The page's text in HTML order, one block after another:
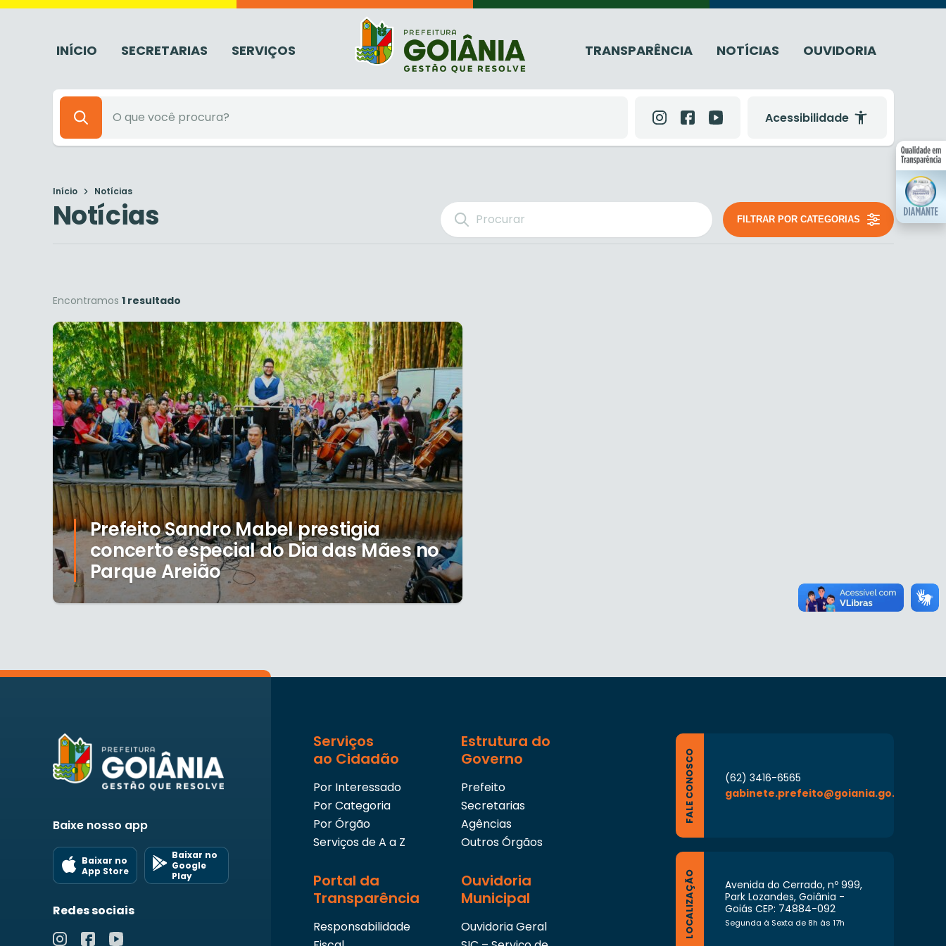
INÍCIO SECRETARIAS SERVIÇOS TRANSPARÊNCIA NOTÍCIAS OUVIDORIA
Acessibilidade
Início Notícias
Notícias FILTRAR POR CATEGORIAS
Encontramos 1 resultado
Prefeito Sandro Mabel prestigia
concerto especial do Dia das Mães no
Parque Areião
Baixe nosso app
Baixar no
App Store
Baixar no
Google
Play
Redes sociais
Serviços
ao Cidadão
Por Interessado
Por Categoria
Por Órgão
Serviços de A a Z
Estrutura do
Governo
Prefeito
Secretarias
Agências
Outros Órgãos
Portal da
Transparência
Responsabilidade
Ouvidoria
Municipal
Ouvidoria Geral
FALE CONOSCO
(62) 3416-6565
gabinete.prefeito@goiania.go.gov.br
LOCALIZAÇÃO
Avenida do Cerrado, nº 999,
Park Lozandes, Goiânia -
Goiás CEP: 74884-092
Segunda à Sexta de 8h às 17h